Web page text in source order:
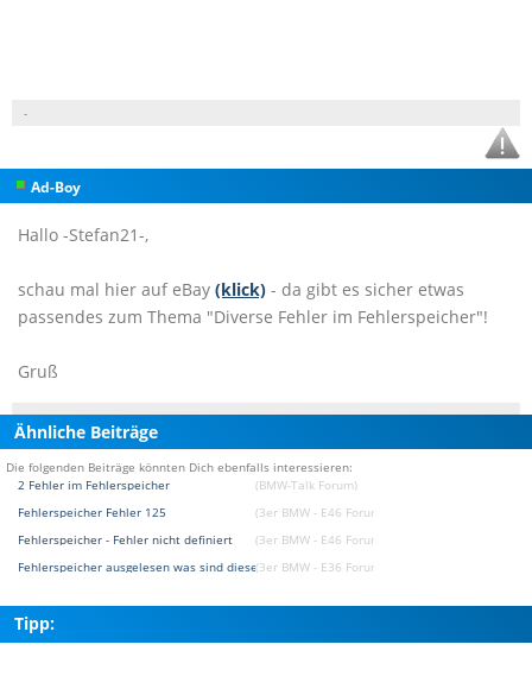
-
Ad-Boy
Hallo -Stefan21-,
schau mal hier auf eBay (klick) - da gibt es sicher etwas
passendes zum Thema "Diverse Fehler im Fehlerspeicher"!
Gruß
Ähnliche Beiträge
Die folgenden Beiträge könnten Dich ebenfalls interessieren:
2 Fehler im Fehlerspeicher
(BMW-Talk Forum)
Fehlerspeicher Fehler 125
(3er BMW - E46 Forum)
Fehlerspeicher - Fehler nicht definiert
(3er BMW - E46 Forum)
Fehlerspeicher ausgelesen was sind diese fehler??(3er BMW - E36 Forum)
Tipp: